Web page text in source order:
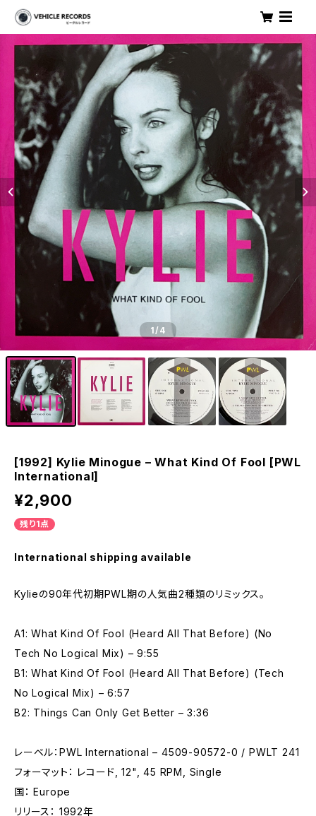
1/4
[1992] Kylie Minogue – What Kind Of Fool [PWL
International]
¥2,900
残り1点
International shipping available
Kylieの90年代初期PWL期の人気曲2種類のリミックス。
A1: What Kind Of Fool (Heard All That Before) (No
Tech No Logical Mix) – 9:55
B1: What Kind Of Fool (Heard All That Before) (Tech
No Logical Mix) – 6:57
B2: Things Can Only Get Better – 3:36
レーベル：PWL International – 4509-90572-0 / PWLT 241
フォーマット： レコード, 12", 45 RPM, Single
国： Europe
リリース： 1992年